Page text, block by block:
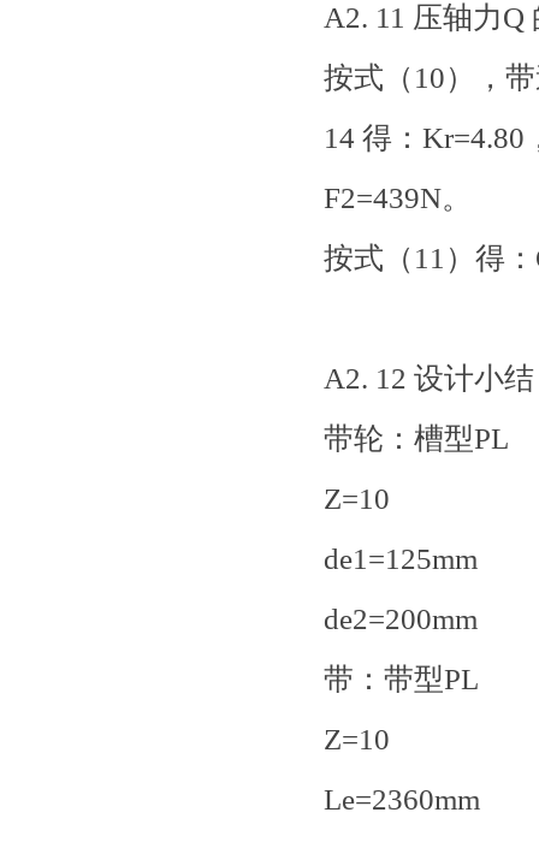
A2. 11 压轴力Q
按式（10），
14 得：
F2=439N。
按式（11）得
A2. 12 设计小结
带轮：槽型PL
Z=10
de1=125mm
de2=200mm
带：带型PL
Z=10
Le=2360mm